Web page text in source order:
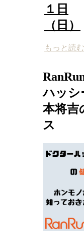
１日
（日）
もっと読む
ハッ
本将吉
ス